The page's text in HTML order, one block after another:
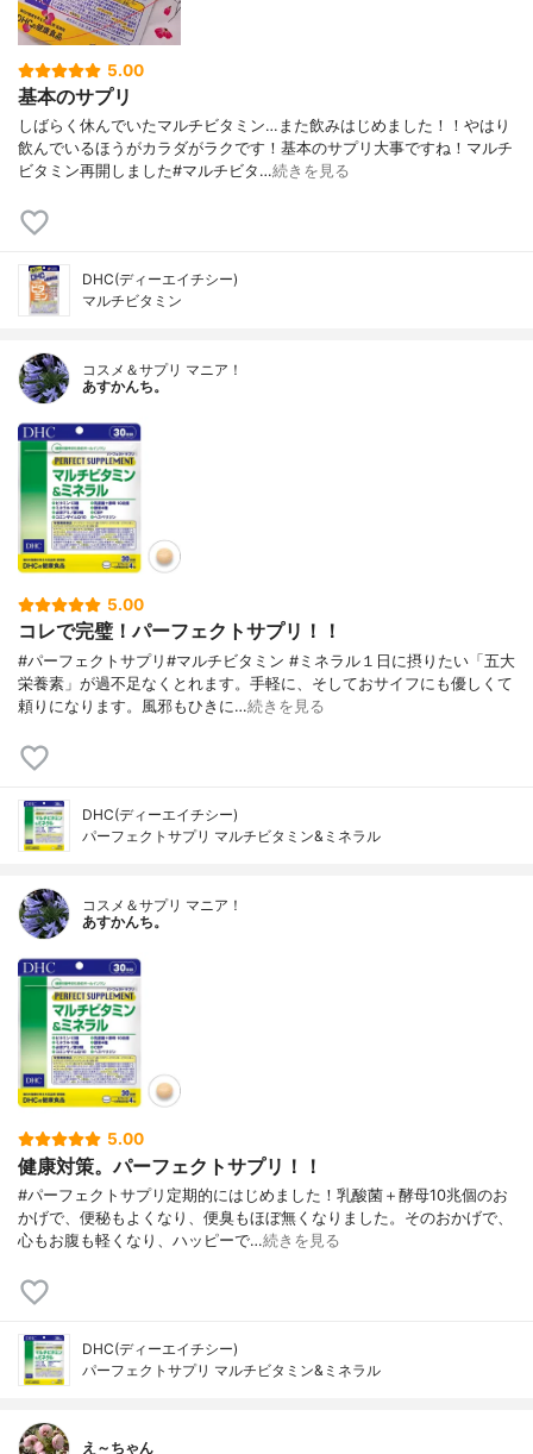
5.00
基本のサプリ
しばらく休んでいたマルチビタミン…また飲みはじめました！！やはり
飲んでいるほうがカラダがラクです！基本のサプリ大事ですね！マルチ
ビタミン再開しました#マルチビタ…続きを見る
DHC(ディーエイチシー)
マルチビタミン
コスメ＆サプリ マニア！
あすかんち。
5.00
コレで完璧！パーフェクトサプリ！！
#パーフェクトサプリ#マルチビタミン #ミネラル１日に摂りたい「五大
栄養素」が過不足なくとれます。手軽に、そしておサイフにも優しくて
頼りになります。風邪もひきに…続きを見る
DHC(ディーエイチシー)
パーフェクトサプリ マルチビタミン&ミネラル
コスメ＆サプリ マニア！
あすかんち。
5.00
健康対策。パーフェクトサプリ！！
#パーフェクトサプリ定期的にはじめました！乳酸菌＋酵母10兆個のお
かげで、便秘もよくなり、便臭もほぼ無くなりました。そのおかげで、
心もお腹も軽くなり、ハッピーで…続きを見る
DHC(ディーエイチシー)
パーフェクトサプリ マルチビタミン&ミネラル
え～ちゃん